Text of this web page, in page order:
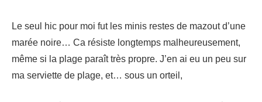
Le seul hic pour moi fut les minis restes de mazout d’une
marée noire… Ca résiste longtemps malheureusement,
même si la plage paraît très propre. J’en ai eu un peu sur
ma serviette de plage, et… sous un orteil,